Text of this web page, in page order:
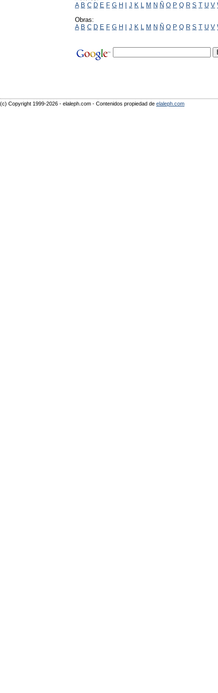
A B C D E F G H I J K L M N Ñ O P Q R S T U V
Obras:
A B C D E F G H I J K L M N Ñ O P Q R S T U V
(c) Copyright 1999-2026 - elaleph.com - Contenidos propiedad de elaleph.com